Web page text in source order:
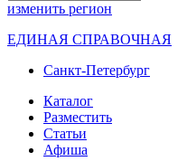
изменить регион
ЕДИНАЯ СПРАВОЧНАЯ
Санкт-Петербург
Каталог
Разместить
Статьи
Афиша